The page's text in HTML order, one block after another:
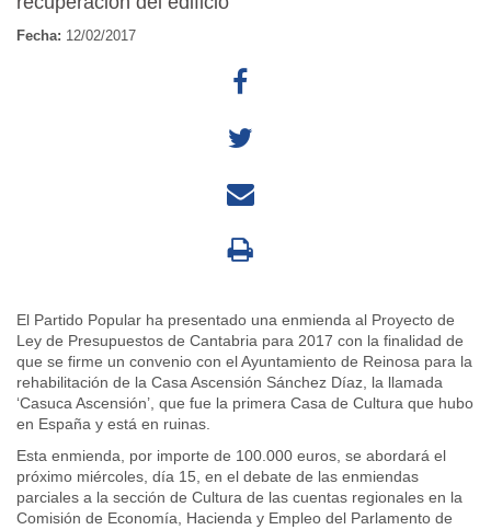
Fecha: 12/02/2017
El Partido Popular ha presentado una enmienda al Proyecto de
Ley de Presupuestos de Cantabria para 2017 con la finalidad de
que se firme un convenio con el Ayuntamiento de Reinosa para la
rehabilitación de la Casa Ascensión Sánchez Díaz, la llamada
‘Casuca Ascensión’, que fue la primera Casa de Cultura que hubo
en España y está en ruinas.
Esta enmienda, por importe de 100.000 euros, se abordará el
próximo miércoles, día 15, en el debate de las enmiendas
parciales a la sección de Cultura de las cuentas regionales en la
Comisión de Economía, Hacienda y Empleo del Parlamento de